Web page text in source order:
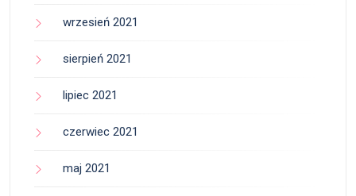
wrzesień 2021
sierpień 2021
lipiec 2021
czerwiec 2021
maj 2021